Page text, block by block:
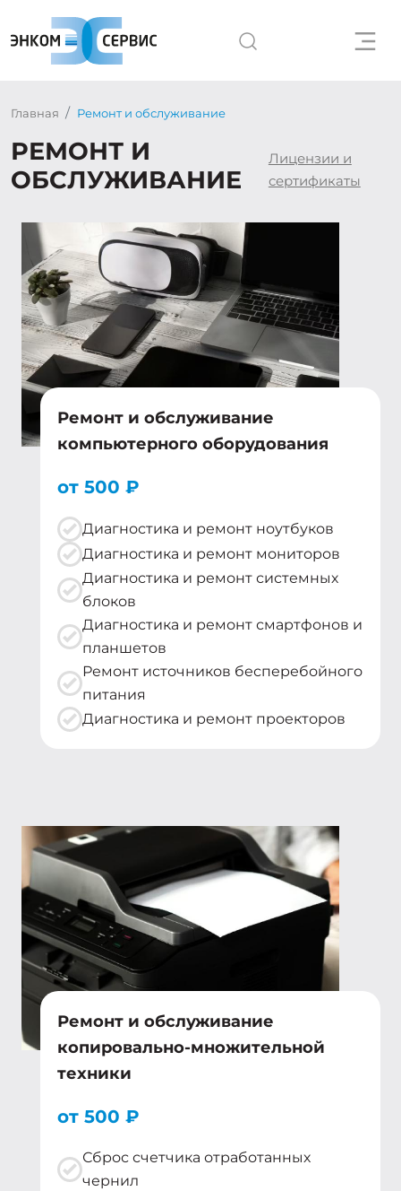
Главная Ремонт и обслуживание
РЕМОНТ И
ОБСЛУЖИВАНИЕ
Лицензии и
сертификаты
Ремонт и обслуживание
компьютерного оборудования
от 500 ₽
Диагностика и ремонт ноутбуков
Диагностика и ремонт мониторов
Диагностика и ремонт системных
блоков
Диагностика и ремонт смартфонов и
планшетов
Ремонт источников бесперебойного
питания
Диагностика и ремонт проекторов
Ремонт и обслуживание
копировально-множительной
техники
от 500 ₽
Сброс счетчика отработанных
чернил